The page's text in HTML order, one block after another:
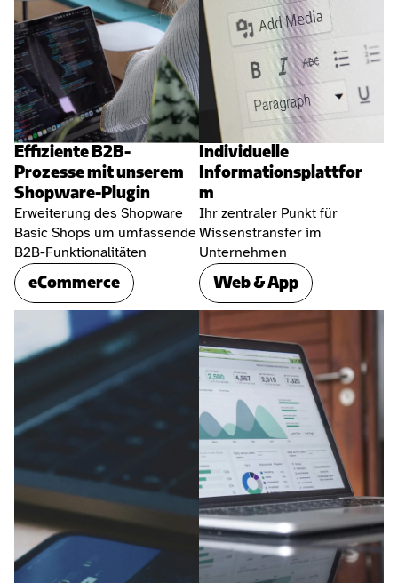
Effiziente B2B-
Prozesse mit unserem
Shopware-Plugin
Erweiterung des Shopware
Basic Shops um umfassende
B2B-Funktionalitäten
eCommerce
Individuelle
Informationsplattfor
m
Ihr zentraler Punkt für
Wissenstransfer im
Unternehmen
Web & App